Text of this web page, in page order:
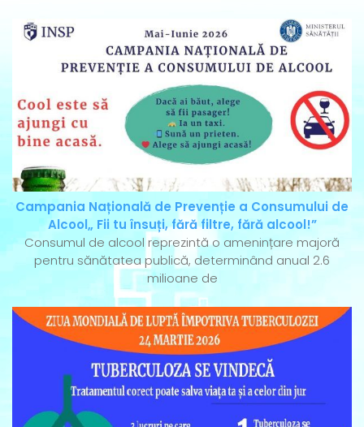
Campania Națională de Prevenție a Consumului de
Alcool„ Fii tu însuți, fără filtre, fără alcool!”
Consumul de alcool reprezintă o amenințare majoră
pentru sănătatea publică, determinând anual 2.6
milioane de